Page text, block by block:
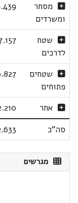
מסחר
ומשרדים
שטח
לדרכים
שטחים
פתוחים
אחר
סה"כ
מגרשים